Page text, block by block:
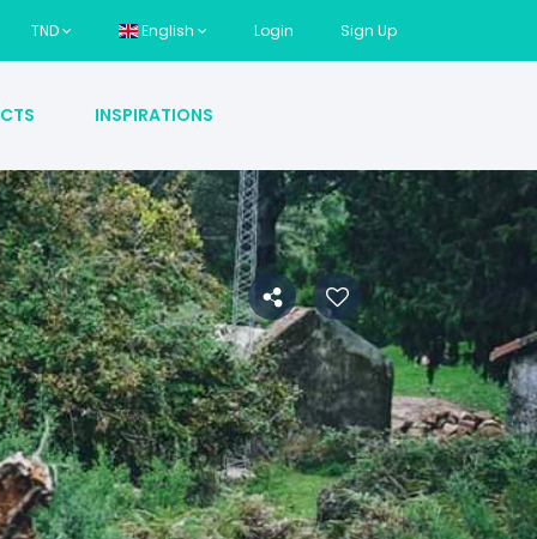
TND English Login Sign Up
INSPIRATIONS